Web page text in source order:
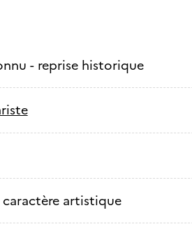
- reprise historique
artistique